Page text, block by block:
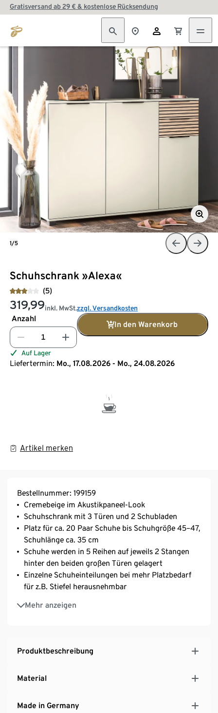
Gratisversand ab 29 € & kostenlose Rücksendung
Schuhschrank »Alexa«
(5)
319,99inkl. MwSt.zzgl. Versandkosten
Anzahl
In den Warenkorb
Auf Lager
Liefertermin: Mo., 17.08.2026 - Mo., 24.08.2026
Artikel merken
1/5
Bestellnummer: 199159
Cremebeige im Akustikpaneel-Look
Schuhschrank mit 3 Türen und 2 Schubladen
Platz für ca. 20 Paar Schuhe bis Schuhgröße 45–47,
Schuhlänge ca. 35 cm
Schuhe werden in 5 Reihen auf jeweils 2 Stangen
hinter den beiden großen Türen gelagert
Einzelne Schuheinteilungen bei mehr Platzbedarf
für z.B. Stiefel herausnehmbar
Mehr anzeigen
1 Einlegeboden hinter der kleineren Tür
Türen mit Anschlagdämpfung
Bei der verwendeten Akustikpaneeloptik handelt es
sich um ein aufgedrucktes Dekor, das keine
Hersteller: Schildmeyer
Produktbeschreibung
Material
Made in Germany